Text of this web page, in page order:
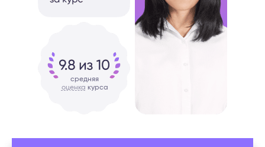
средняя
оценка курса